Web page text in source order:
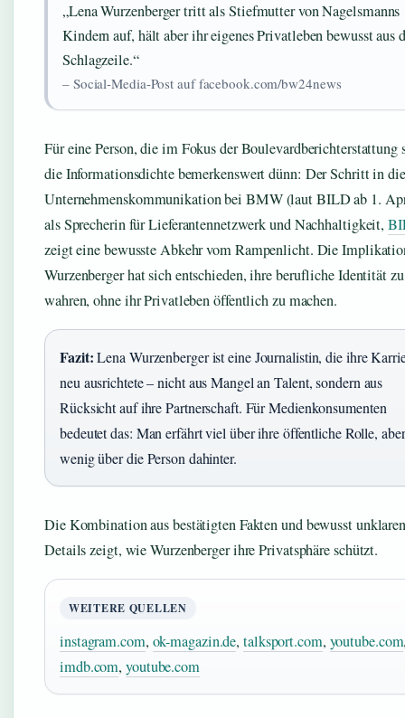
„Lena Wurzenberger tritt als Stiefmutter von Nagelsmanns
Kindern auf, hält aber ihr eigenes Privatleben bewusst aus
Schlagzeile.“
– Social-Media-Post auf facebook.com/bw24news
Für eine Person, die im Fokus der Boulevardberichterstattung
die Informationsdichte bemerkenswert dünn: Der Schritt in die
Unternehmenskommunikation bei BMW (laut BILD ab 1.
als Sprecherin für Lieferantennetzwerk und Nachhaltigkeit,
zeigt eine bewusste Abkehr vom Rampenlicht. Die
Wurzenberger hat sich entschieden, ihre berufliche Identität zu
wahren, ohne ihr Privatleben öffentlich zu machen.
Fazit:Lena Wurzenberger ist eine Journalistin, die ihre
neu ausrichtete – nicht aus Mangel an Talent, sondern aus
Rücksicht auf ihre Partnerschaft. Für Medienkonsumenten
bedeutet das: Man erfährt viel über ihre öffentliche Rolle, aber
wenig über die Person dahinter.
Die Kombination aus bestätigten Fakten und bewusst
Details zeigt, wie Wurzenberger ihre Privatsphäre schützt.
WEITERE QUELLEN
instagram.com, ok-magazin.de,talksport.com, youtube.com
imdb.com,youtube.com